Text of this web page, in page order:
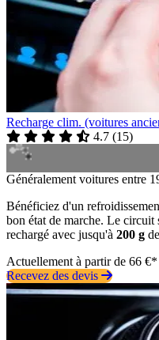
Recharge clim. (voitures
4.7 (15)
Généralement voitures entre
Bénéficiez d'un
bon état de marche. Le
rechargé avec jusqu'à 200 g
Actuellement à partir de 66 €*
Recevez des devis